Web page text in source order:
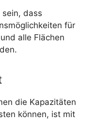
dass
für
alle Flächen
die Kapazitäten
können, ist mit